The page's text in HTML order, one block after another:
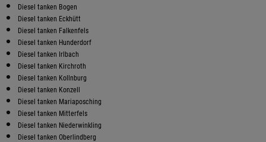
Diesel tanken Bogen
Diesel tanken Eckhütt
Diesel tanken Falkenfels
Diesel tanken Hunderdorf
Diesel tanken Irlbach
Diesel tanken Kirchroth
Diesel tanken Kollnburg
Diesel tanken Konzell
Diesel tanken Mariaposching
Diesel tanken Mitterfels
Diesel tanken Niederwinkling
Diesel tanken Oberlindberg